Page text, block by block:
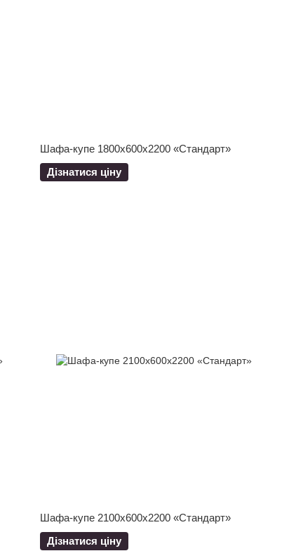
Шафа-купе 1800x600x2200 «Стандарт»
Дізнатися ціну
Шафа-купе 2100x600x2200 «Стандарт»
Дізнатися ціну